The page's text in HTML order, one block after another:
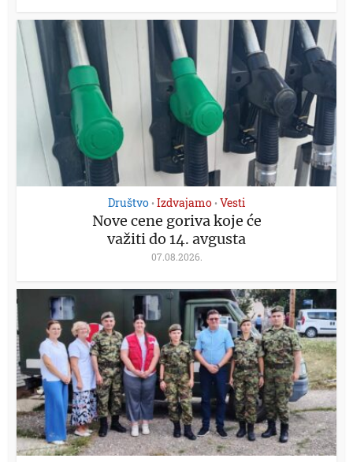
Društvo • Izdvajamo • Vesti
Nove cene goriva koje će
važiti do 14. avgusta
07.08.2026.